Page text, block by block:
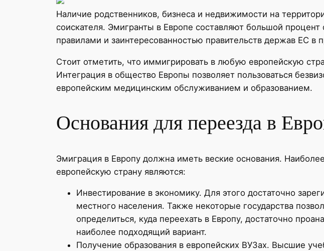
Наличие родственников, бизнеса и недвижимости на
соискателя. Эмигранты в Европе составляют большой
правилами и заинтересованностью правительств держав ЕС в
Стоит отметить, что иммигрировать в любую европейскую
Интеграция в общество Европы позволяет пользоваться
европейским медицинским обслуживанием и образованием.
Основания для переезда в
Эмиграция в Европу должна иметь веские основания.
европейскую страну являются:
Инвестирование в экономику. Для этого достаточно
местного населения. Также некоторые государства
определиться, куда переехать в Европу, достаточно
наиболее подходящий вариант.
Получение образования в европейских ВУЗах. Высшие